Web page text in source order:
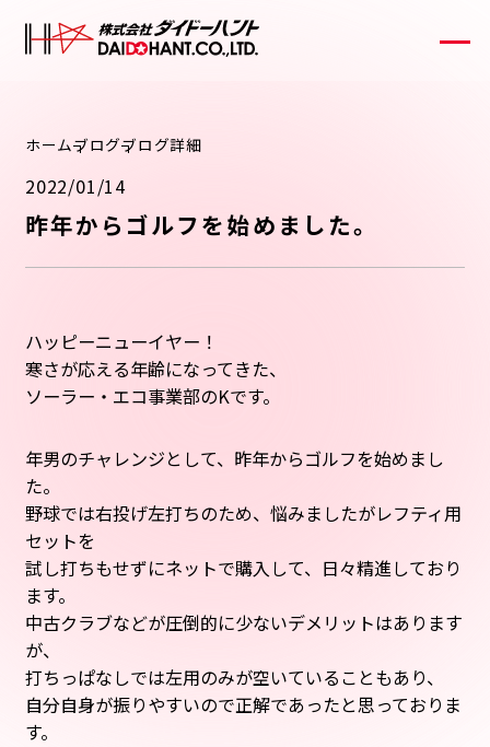
昨年からゴルフを始めました。
2022/01/14
ホームブログブログ詳細
ハッピーニューイヤー！
寒さが応える年齢になってきた、
ソーラー・エコ事業部のKです。
年男のチャレンジとして、昨年からゴルフを始めまし
た。
野球では右投げ左打ちのため、悩みましたがレフティ用
セットを
試し打ちもせずにネットで購入して、日々精進しており
ます。
中古クラブなどが圧倒的に少ないデメリットはあります
が、
打ちっぱなしでは左用のみが空いていることもあり、
自分自身が振りやすいので正解であったと思っておりま
す。